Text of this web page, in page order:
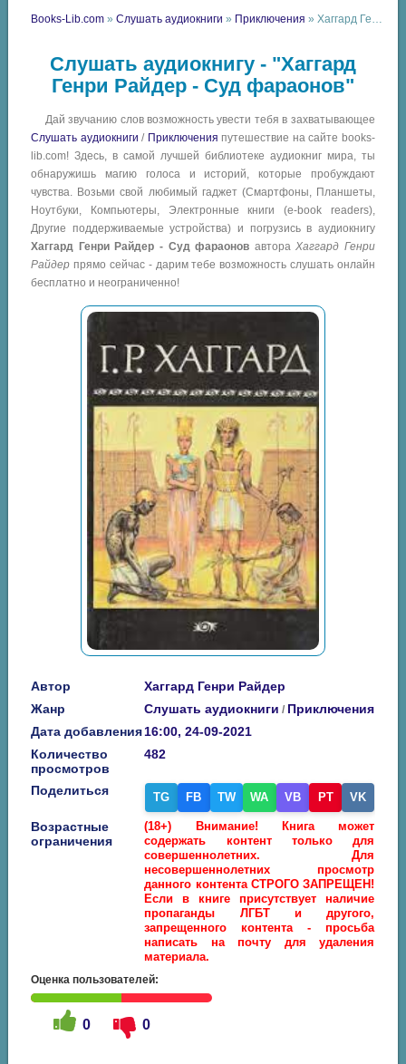
Books-Lib.com »Слушать аудиокниги » Приключения » Хаггард Генри Райдер - Суд фараонов
Слушать аудиокнигу - "Хаггард
Генри Райдер - Суд фараонов"
Дай звучанию слов возможность увести тебя в захватывающее
Слушать аудиокниги / Приключения путешествие на сайте books-
lib.com! Здесь, в самой лучшей библиотеке аудиокниг мира, ты
обнаружишь магию голоса и историй, которые пробуждают
чувства. Возьми свой любимый гаджет (Смартфоны, Планшеты,
Ноутбуки, Компьютеры, Электронные книги (e-book readers),
Другие поддерживаемые устройства) и погрузись в аудиокнигу
Хаггард Генри Райдер - Суд фараонов автораХаггард Генри
Райдер прямо сейчас - дарим тебе возможность слушать онлайн
бесплатно и неограниченно!
Автор
Хаггард Генри Райдер
Жанр
Слушать аудиокниги / Приключения
Дата добавления16:00, 24-09-2021
Количество
просмотров
482
Поделиться TG FB TW WA VB PT VK
Возрастные
ограничения
(18+) Внимание! Книга может
содержать контент только для
совершеннолетних. Для
несовершеннолетних просмотр
данного контента СТРОГО ЗАПРЕЩЕН!
Если в книге присутствует наличие
пропаганды ЛГБТ и другого,
запрещенного контента - просьба
написать на почту для удаления
материала.
Оценка пользователей:
0 0